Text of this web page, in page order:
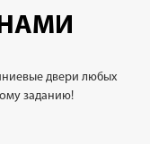
двери любых
заданию!